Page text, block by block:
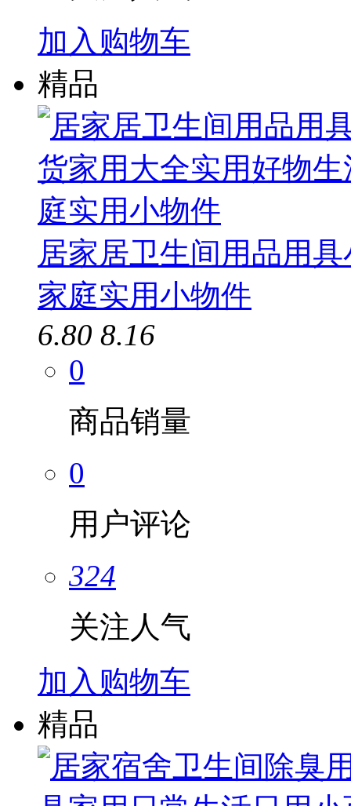
加入购物车
精品
居家居卫生间用品用
家庭实用小物件
6.80 8.16
0
商品销量
0
用户评论
324
关注人气
加入购物车
精品